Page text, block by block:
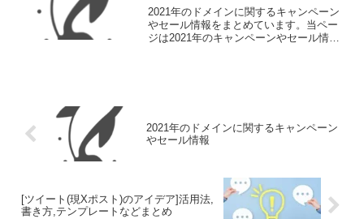
2021年のドメインに関するキャンペーン
やセール情報をまとめています。当ペー
ジは2021年のキャンペーンやセール情報
2021年のドメインに関するキャンペーン
やセール情報
[ツイート(現Xポスト)のアイデア]活用法,
書き方,テンプレートなどまとめ